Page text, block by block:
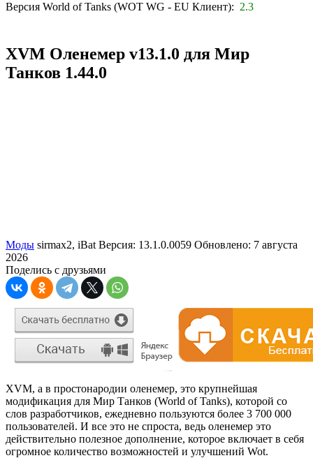
Версия World of Tanks (WOT WG - EU Клиент): 2.3
XVM Оленемер v13.1.0 для Мир
Танков 1.44.0
Моды sirmax2, iBat Версия: 13.1.0.0059 Обновлено: 7 августа
2026
Поделись с друзьями
XVM, а в простонародии оленемер, это крупнейшая
модификация для Мир Танков (World of Tanks), которой со
слов разработчиков, ежедневно пользуются более 3 700 000
пользователей. И все это не спроста, ведь оленемер это
действительно полезное дополнение, которое включает в себя
огромное количество возможностей и улучшений Wot.